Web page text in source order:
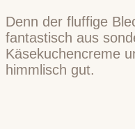
Denn der fluffige
fantastisch aus
Käsekuchencreme
himmlisch gut.